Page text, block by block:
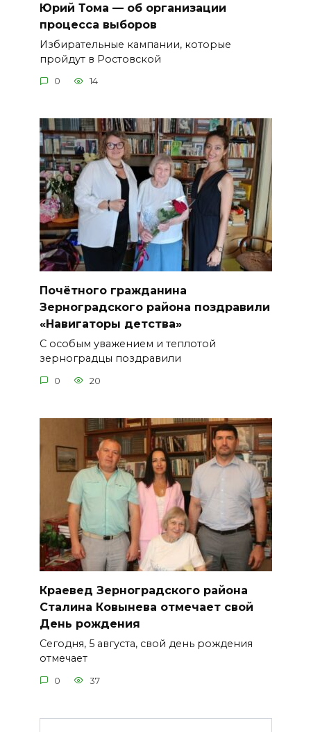
Юрий Тома — об организации
процесса выборов
Избирательные кампании, которые
пройдут в Ростовской
0 14
Почётного гражданина
Зерноградского района поздравили
«Навигаторы детства»
С особым уважением и теплотой
зерноградцы поздравили
0 20
Краевед Зерноградского района
Сталина Ковынева отмечает свой
День рождения
Сегодня, 5 августа, свой день рождения
отмечает
0 37